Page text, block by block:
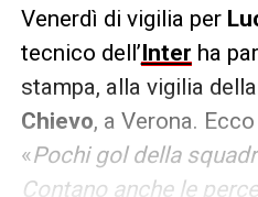
Venerdì di vigilia per
tecnico dell’ Inter ha
stampa, alla vigilia
Chievo, a Verona.
«Pochi gol della
Contano anche le